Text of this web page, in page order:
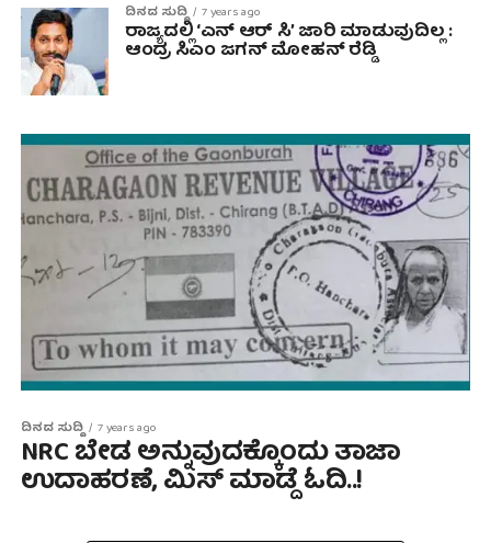
ದಿನದ ಸುದ್ದಿ 7 years ago
ರಾಜ್ಯದಲ್ಲಿ ‘ಎನ್ ಆರ್ ಸಿ’ ಜಾರಿ ಮಾಡುವುದಿಲ್ಲ :
ಆಂದ್ರ ಸಿಎಂ ಜಗನ್ ಮೋಹನ್ ರೆಡ್ಡಿ
ದಿನದ ಸುದ್ದಿ 7 years ago
NRC ಬೇಡ ಅನ್ನುವುದಕ್ಕೊಂದು ತಾಜಾ
ಉದಾಹರಣೆ, ಮಿಸ್ ಮಾಡ್ದೆ ಓದಿ..!